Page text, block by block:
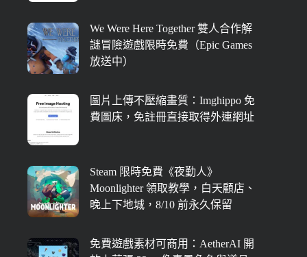
We Were Here Together 雙人合作解
謎冒險遊戲限時免費（Epic Games
放送中）
圖片上傳不壓縮畫質：Imghippo 免
費圖床，免註冊直接取得外連網址
Steam 限時免費《夜勤人》
Moonlighter 領取教學，白天顧店、
晚上下地城，8/10 前永久保留
免費遊戲素材可商用：AetherAI 開